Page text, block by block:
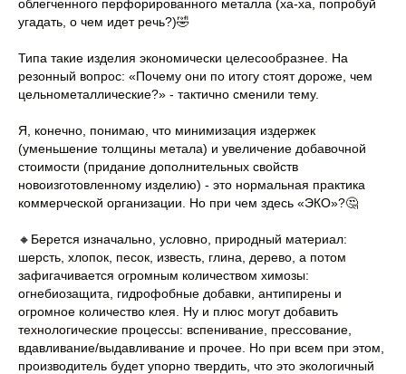
облегченного перфорированного металла (ха-ха, попробуй
угадать, о чем идет речь?)🤣
Типа такие изделия экономически целесообразнее. На
резонный вопрос: «Почему они по итогу стоят дороже, чем
цельнометаллические?» - тактично сменили тему.
Я, конечно, понимаю, что минимизация издержек
(уменьшение толщины метала) и увеличение добавочной
стоимости (придание дополнительных свойств
новоизготовленному изделию) - это нормальная практика
коммерческой организации. Но при чем здесь «ЭКО»?🤔
🔸Берется изначально, условно, природный материал:
шерсть, хлопок, песок, известь, глина, дерево, а потом
зафигачивается огромным количеством химозы:
огнебиозащита, гидрофобные добавки, антипирены и
огромное количество клея. Ну и плюс могут добавить
технологические процессы: вспенивание, прессование,
вдавливание/выдавливание и прочее. Но при всем при этом,
производитель будет упорно твердить, что это экологичный